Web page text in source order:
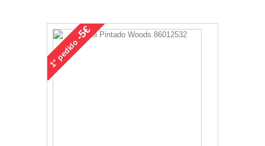
1°
pedido
-5€